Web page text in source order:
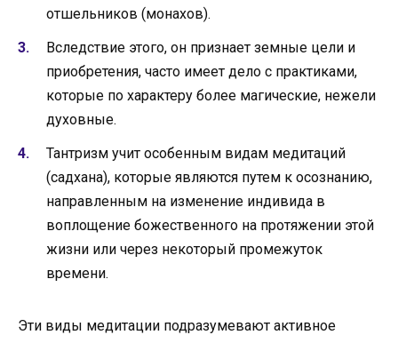
отшельников (монахов).
Вследствие этого, он признает земные цели и
приобретения, часто имеет дело с практиками,
которые по характеру более магические, нежели
духовные.
Тантризм учит особенным видам медитаций
(садхана), которые являются путем к осознанию,
направленным на изменение индивида в
воплощение божественного на протяжении этой
жизни или через некоторый промежуток
времени.
Эти виды медитации подразумевают активное